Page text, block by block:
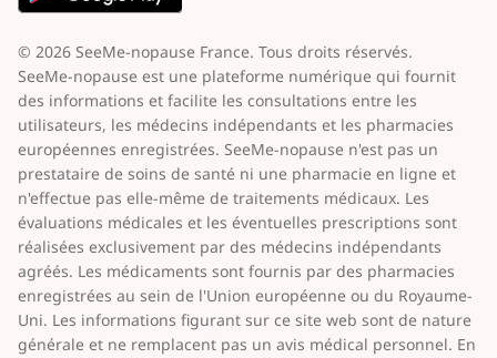
© 2026 SeeMe-nopause France. Tous droits réservés.
SeeMe-nopause est une plateforme numérique qui fournit
des informations et facilite les consultations entre les
utilisateurs, les médecins indépendants et les pharmacies
européennes enregistrées. SeeMe-nopause n'est pas un
prestataire de soins de santé ni une pharmacie en ligne et
n'effectue pas elle-même de traitements médicaux. Les
évaluations médicales et les éventuelles prescriptions sont
réalisées exclusivement par des médecins indépendants
agréés. Les médicaments sont fournis par des pharmacies
enregistrées au sein de l'Union européenne ou du Royaume-
Uni. Les informations figurant sur ce site web sont de nature
générale et ne remplacent pas un avis médical personnel. En